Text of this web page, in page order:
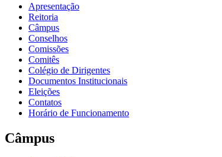
Apresentação
Reitoria
Câmpus
Conselhos
Comissões
Comitês
Colégio de Dirigentes
Documentos Institucionais
Eleições
Contatos
Horário de Funcionamento
Câmpus